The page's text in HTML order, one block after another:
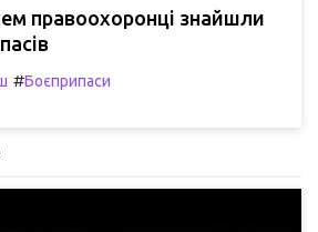
правоохоронці знайшли
#Боєприпаси